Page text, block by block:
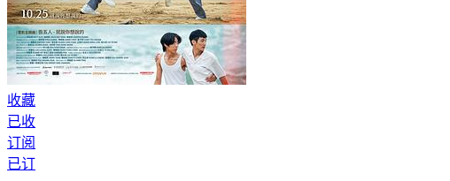
收藏
已收
订阅
已订